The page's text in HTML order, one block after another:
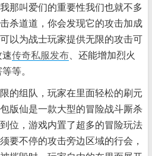
那叫爱们的重要性我们也就不多
杀道道，你会发现它的攻击加成
以为战士玩家提供无限的攻击可
速传奇私服发布 、还能增加烈火
等。
组队，玩家在里面轻松的刷元
版仙是一款大型的冒险战斗厮杀
位，游戏内置了超多的冒险玩法
要不停的攻击旁边区域的行会，